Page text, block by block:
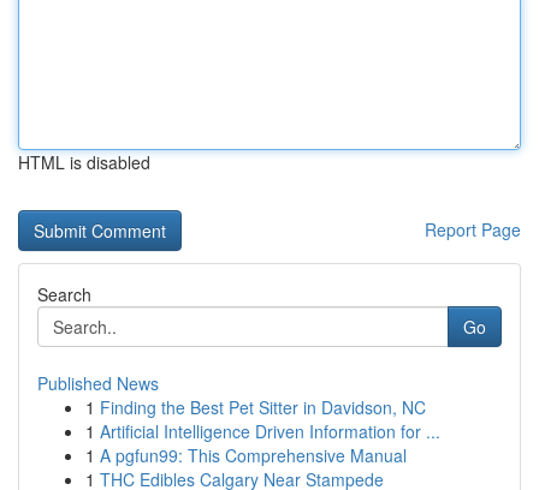
HTML is disabled
Report Page
Search
Go
Published News
1 Finding the Best Pet Sitter in Davidson, NC
1 Artificial Intelligence Driven Information for ...
1 A pgfun99: This Comprehensive Manual
1 THC Edibles Calgary Near Stampede